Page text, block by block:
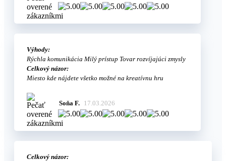
Výhody:
Rýchla komunikácia Milý prístup Tovar rozvíjajúci zmysly
Celkový názor:
Miesto kde nájdete všetko možné na kreatívnu hru
Soňa F. 17.03.2026
Celkový názor: